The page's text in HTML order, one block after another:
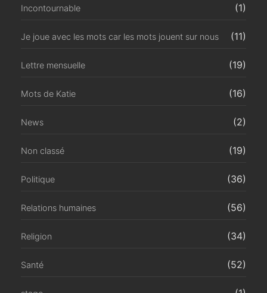
Incontournable (1)
Je joue avec les mots car les mots jouent sur nous (11)
Lettre mensuelle (19)
Mots de Katie (16)
News (2)
Non classé (19)
Politique (36)
Relations humaines (56)
Religion (34)
Santé (52)